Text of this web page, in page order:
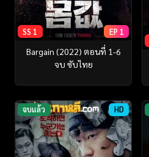
SS 1 EP 1
Bargain (2022) ตอนที่ 1-6
จบ ซับไทย
จบแล้ว HD